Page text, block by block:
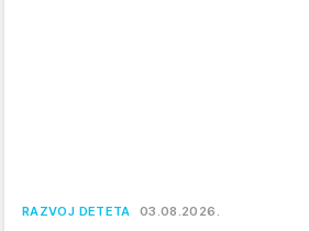
RAZVOJ DETETA 03.08.2026.